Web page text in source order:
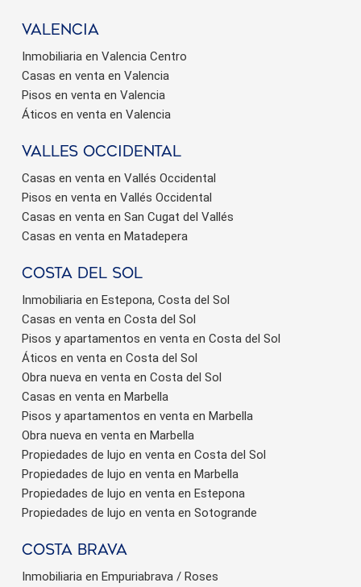
valencia
Inmobiliaria en Valencia Centro
Casas en venta en Valencia
Pisos en venta en Valencia
Áticos en venta en Valencia
valles occidental
Casas en venta en Vallés Occidental
Pisos en venta en Vallés Occidental
Casas en venta en San Cugat del Vallés
Casas en venta en Matadepera
Costa del sol
Inmobiliaria en Estepona, Costa del Sol
Casas en venta en Costa del Sol
Pisos y apartamentos en venta en Costa del Sol
Áticos en venta en Costa del Sol
Obra nueva en venta en Costa del Sol
Casas en venta en Marbella
Pisos y apartamentos en venta en Marbella
Obra nueva en venta en Marbella
Propiedades de lujo en venta en Costa del Sol
Propiedades de lujo en venta en Marbella
Propiedades de lujo en venta en Estepona
Propiedades de lujo en venta en Sotogrande
Costa brava
Inmobiliaria en Empuriabrava / Roses